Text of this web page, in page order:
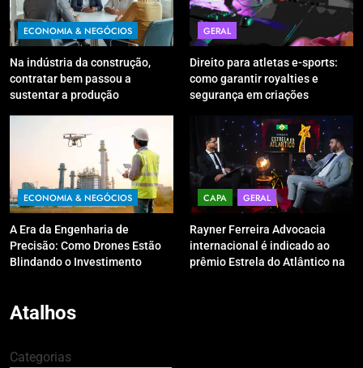
ECONOMIA & NEGÓCIOS
Na indústria da construção,
contratar bem passou a
sustentar a produção
GERAL
Direito para atletas e-sports:
como garantir royalties e
segurança em criações
ECONOMIA & NEGÓCIOS
A Era da Engenharia de
Precisão: Como Drones Estão
Blindando o Investimento
CAPA GERAL
Rayner Ferreira Advocacia
internacional é indicado ao
prêmio Estrela do Atlântico na
Atalhos
Categorias